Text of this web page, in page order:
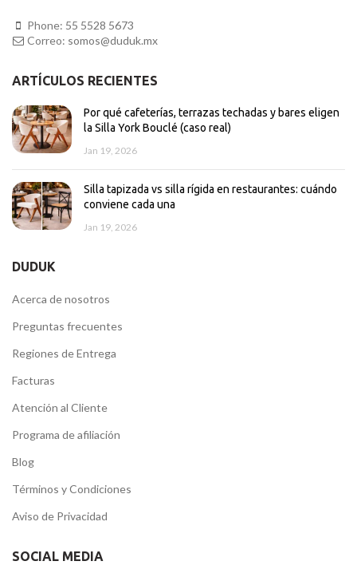
Phone: 55 5528 5673
Correo: somos@duduk.mx
ARTÍCULOS RECIENTES
Por qué cafeterías, terrazas techadas y bares eligen
la Silla York Bouclé (caso real)
Jan 19, 2026
Silla tapizada vs silla rígida en restaurantes: cuándo
conviene cada una
Jan 19, 2026
DUDUK
Acerca de nosotros
Preguntas frecuentes
Regiones de Entrega
Facturas
Atención al Cliente
Programa de afiliación
Blog
Términos y Condiciones
Aviso de Privacidad
SOCIAL MEDIA